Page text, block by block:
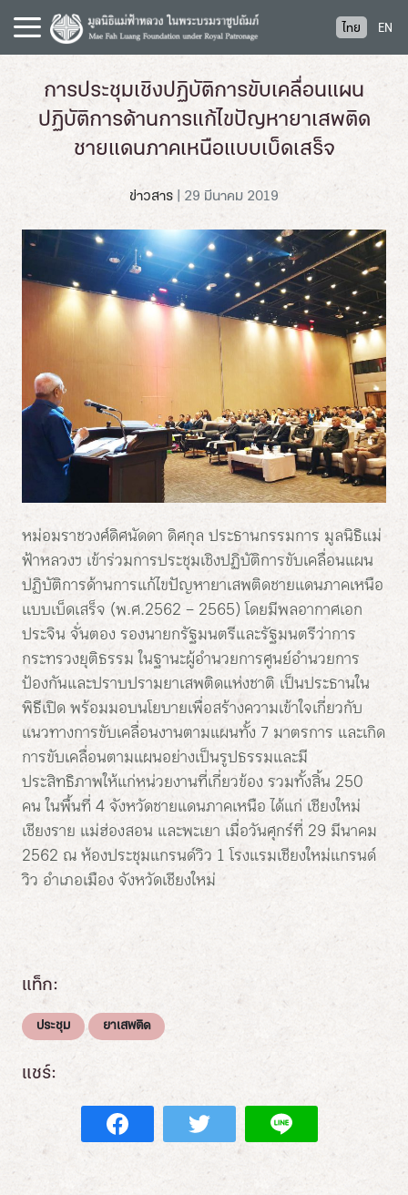
i
ไทย EN
การประชุมเชิงปฏิบัติการขับเคลื่อนแผน
ปฏิบัติการด้านการแก้ไขปัญหายาเสพติด
ชายแดนภาคเหนือแบบเบ็ดเสร็จ
ข่าวสาร 29 มีนาคม 2019
หม่อมราชวงศ์ดิศนัดดา ดิศกุล ประธานกรรมการ มูลนิธิแม่
ฟ้าหลวงฯ เข้าร่วมการประชุมเชิงปฏิบัติการขับเคลื่อนแผน
ปฏิบัติการด้านการแก้ไขปัญหายาเสพติดชายแดนภาคเหนือ
แบบเบ็ดเสร็จ (พ.ศ.2562 – 2565) โดยมีพลอากาศเอก
ประจิน จั่นตอง รองนายกรัฐมนตรีและรัฐมนตรีว่าการ
กระทรวงยุติธรรม ในฐานะผู้อำนวยการศูนย์อำนวยการ
ป้องกันและปราบปรามยาเสพติดแห่งชาติ เป็นประธานใน
พิธีเปิด พร้อมมอบนโยบายเพื่อสร้างความเข้าใจเกี่ยวกับ
แนวทางการขับเคลื่อนงานตามแผนทั้ง 7 มาตรการ และเกิด
การขับเคลื่อนตามแผนอย่างเป็นรูปธรรมและมี
ประสิทธิภาพให้แก่หน่วยงานที่เกี่ยวข้อง รวมทั้งสิ้น 250
คน ในพื้นที่ 4 จังหวัดชายแดนภาคเหนือ ได้แก่ เชียงใหม่
เชียงราย แม่ฮ่องสอน และพะเยา เมื่อวันศุกร์ที่ 29 มีนาคม
2562 ณ ห้องประชุมแกรนด์วิว 1 โรงแรมเชียงใหม่แกรนด์
วิว อำเภอเมือง จังหวัดเชียงใหม่
แท็ก:
ประชุม ยาเสพติด
แชร์: